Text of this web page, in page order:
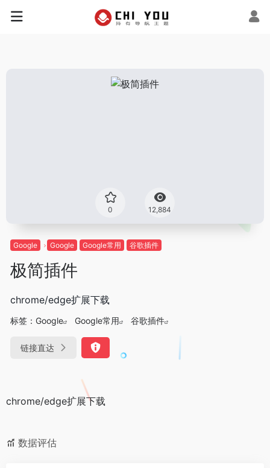
0 12,884
Google Google Google常用 谷歌插件
极简插件
chrome/edge扩展下载
标签： Google Google常用 谷歌插件
链接直达
chrome/edge扩展下载
数据评估